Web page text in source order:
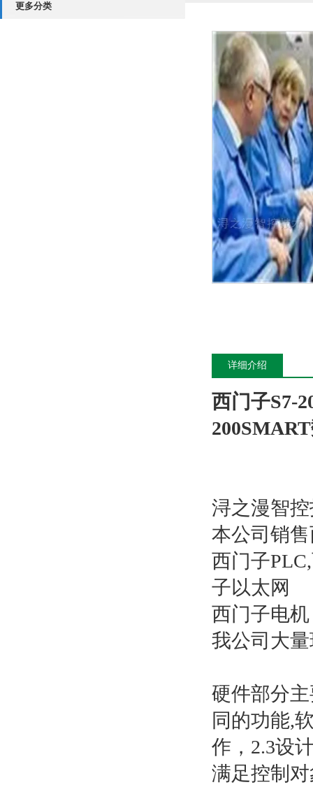
更多分类
详细介绍
西门子S7-
浔之漫智
本公司销
西门子
子以太网
西门子电
我公司大
硬件部分
同的功能,
作，2.3设
满足控制